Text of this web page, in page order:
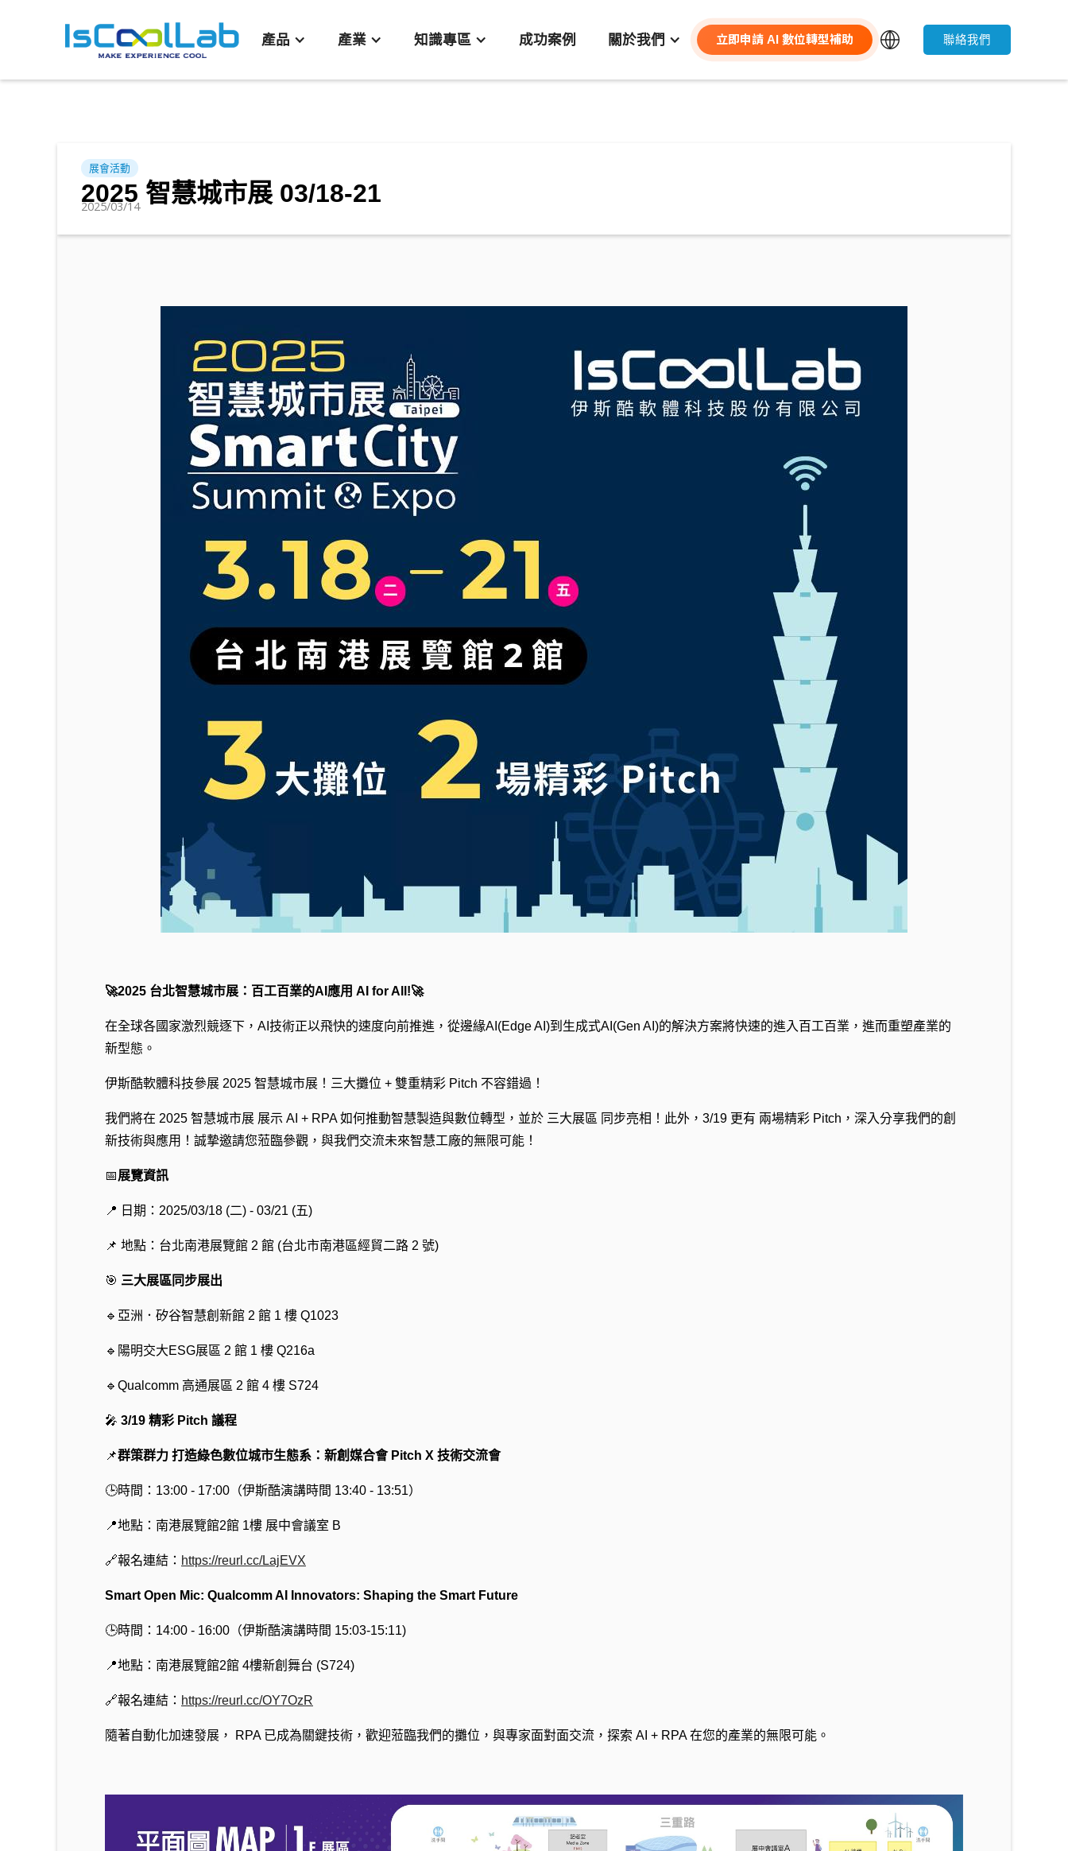
產品 產業 知識專區 成功案例 關於我們 立即申請 AI 數位轉型補助 聯絡我們
展會活動
2025 智慧城市展 03/18-21
2025/03/14
🚀2025 台北智慧城市展：百工百業的AI應用 AI for All!🚀
在全球各國家激烈競逐下，AI技術正以飛快的速度向前推進，從邊緣AI(Edge AI)到生成式AI(Gen AI)的解決方案將快速的進入百工百業，進而重塑產業的
新型態。
伊斯酷軟體科技參展 2025 智慧城市展！三大攤位 + 雙重精彩 Pitch 不容錯過！
我們將在 2025 智慧城市展 展示 AI + RPA 如何推動智慧製造與數位轉型，並於 三大展區 同步亮相！此外，3/19 更有 兩場精彩 Pitch，深入分享我們的創
新技術與應用！誠摯邀請您蒞臨參觀，與我們交流未來智慧工廠的無限可能！
📅展覽資訊
📍 日期：2025/03/18 (二) - 03/21 (五)
📌 地點：台北南港展覽館 2 館 (台北市南港區經貿二路 2 號)
🎯 三大展區同步展出
🔹亞洲．矽谷智慧創新館 2 館 1 樓 Q1023
🔹陽明交大ESG展區 2 館 1 樓 Q216a
🔹Qualcomm 高通展區 2 館 4 樓 S724
🎤 3/19 精彩 Pitch 議程
📌群策群力 打造綠色數位城市生態系：新創媒合會 Pitch X 技術交流會
🕒時間：13:00 - 17:00（伊斯酷演講時間 13:40 - 13:51）
📍地點：南港展覽館2館 1樓 展中會議室 B
🔗報名連結： https://reurl.cc/LajEVX
Smart Open Mic: Qualcomm AI Innovators: Shaping the Smart Future
🕒時間：14:00 - 16:00（伊斯酷演講時間 15:03-15:11)
📍地點：南港展覽館2館 4樓新創舞台 (S724)
🔗報名連結： https://reurl.cc/OY7OzR
隨著自動化加速發展， RPA 已成為關鍵技術，歡迎蒞臨我們的攤位，與專家面對面交流，探索 AI + RPA 在您的產業的無限可能。